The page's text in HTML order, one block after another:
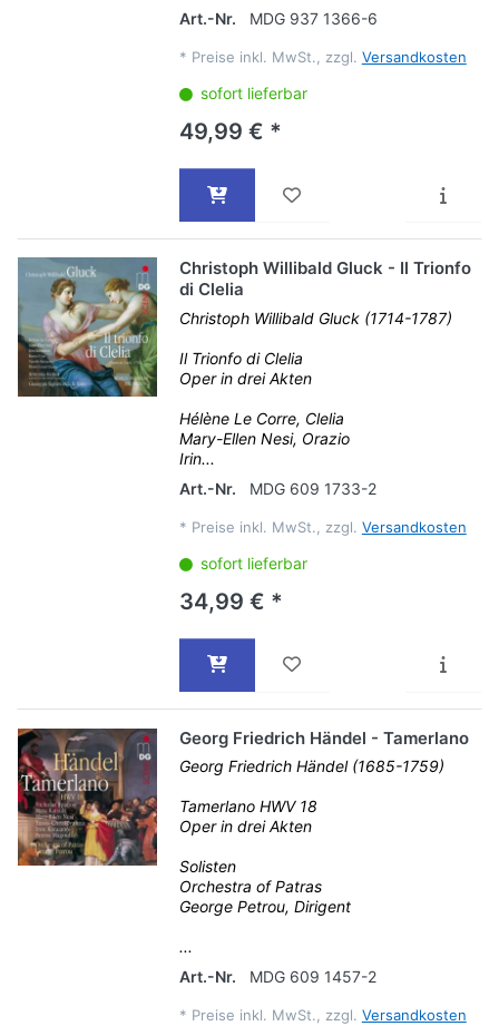
Art.-Nr.
MDG 937 1366-6
* Preise inkl. MwSt., zzgl. Versandkosten
sofort lieferbar
49,99 € *
Christoph Willibald Gluck - Il Trionfo
di Clelia
Christoph Willibald Gluck (1714-1787)
Il Trionfo di Clelia
Oper in drei Akten
Hélène Le Corre, Clelia
Mary-Ellen Nesi, Orazio
Irin...
Art.-Nr.
MDG 609 1733-2
* Preise inkl. MwSt., zzgl. Versandkosten
sofort lieferbar
34,99 € *
Georg Friedrich Händel - Tamerlano
Georg Friedrich Händel (1685-1759)
Tamerlano HWV 18
Oper in drei Akten
Solisten
Orchestra of Patras
George Petrou, Dirigent
...
Art.-Nr.
MDG 609 1457-2
* Preise inkl. MwSt., zzgl. Versandkosten